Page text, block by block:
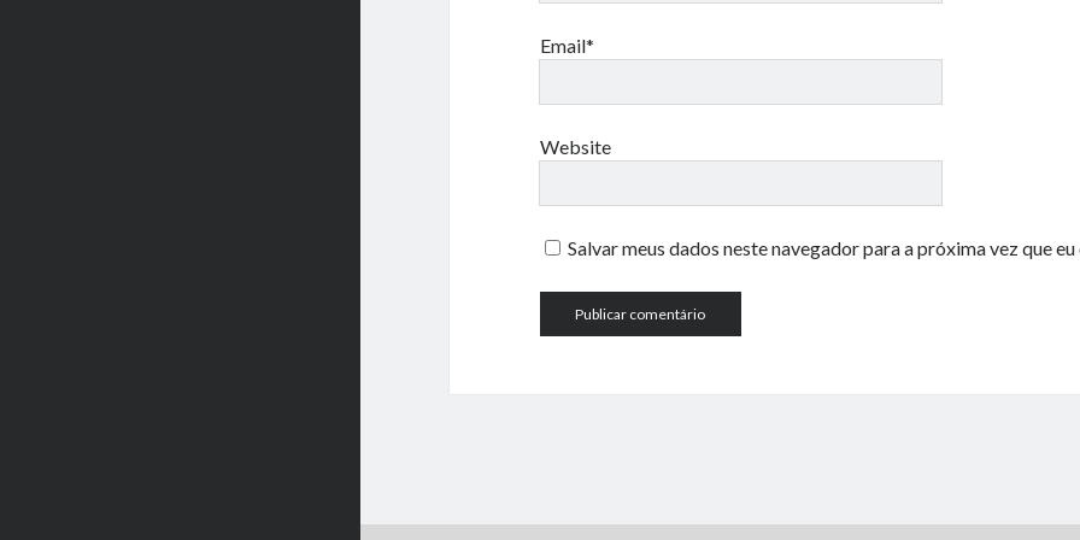
Email*
Website
Salvar meus dados neste navegador para a próxima vez que